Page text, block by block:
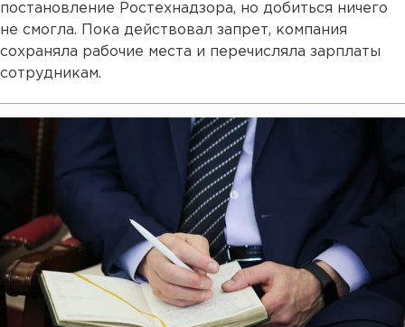
постановление Ростехнадзора, но добиться ничего
не смогла. Пока действовал запрет, компания
сохраняла рабочие места и перечисляла зарплаты
сотрудникам.